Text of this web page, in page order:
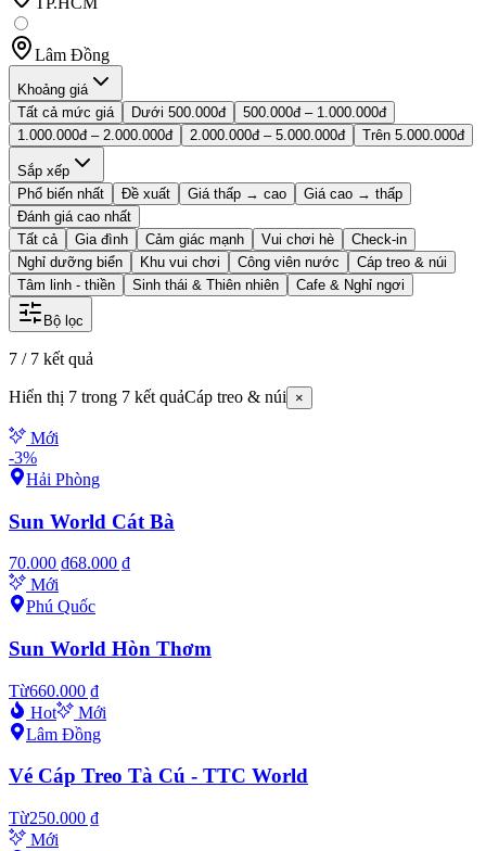
Lâm Đồng
Khoảng giá
Tất cả mức giá
Dưới 500.000đ
500.000đ – 1.000.000đ
1.000.000đ – 2.000.000đ
2.000.000đ – 5.000.000đ Trên 5.000.000đ
Sắp xếp
Phổ biến nhất
Đề xuất Giá thấp → cao
Giá cao → thấp
Đánh giá cao nhất
Tất cả
Gia đình Cảm giác mạnh Vui chơi hè
Check-in
Nghỉ dưỡng biển
Khu vui chơi Công viên nước
Cáp treo & núi
Tâm linh - thiền
Sinh thái & Thiên nhiên Cafe & Nghỉ ngơi
Bộ lọc
7 / 7 kết quả
Hiển thị 7 trong 7 kết quảCáp treo & núi ×
Mới
-3%
Hải Phòng
Sun World Cát Bà
70.000 ₫68.000 ₫
Mới
Phú Quốc
Sun World Hòn Thơm
Từ660.000 ₫
Hot
Mới
Lâm Đồng
Vé Cáp Treo Tà Cú - TTC World
Từ250.000 ₫
Mới